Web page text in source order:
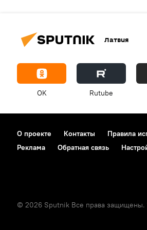
Латвия
OK Rutube
О проекте Контакты Правила
Реклама
Обратная связь
© 2026 Sputnik Все права защищены.